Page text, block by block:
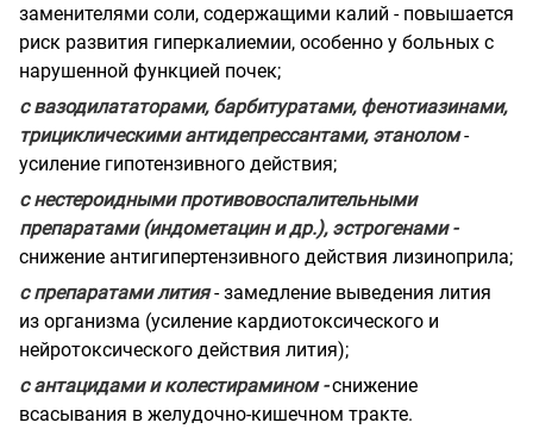
заменителями соли, содержащими калий - повышается
риск развития гиперкалиемии, особенно у больных с
нарушенной функцией почек;
с вазодилататорами, барбитуратами, фенотиазинами,
трициклическими антидепрессантами, этанолом-
усиление гипотензивного действия;
с нестероидными противовоспалительными
препаратами (индометацин и др.), эстрогенами -
снижение антигипертензивного действия лизиноприла;
с препаратами лития- замедление выведения лития
из организма (усиление кардиотоксического и
нейротоксического действия лития);
с антацидами и колестирамином -снижение
всасывания в желудочно-кишечном тракте.